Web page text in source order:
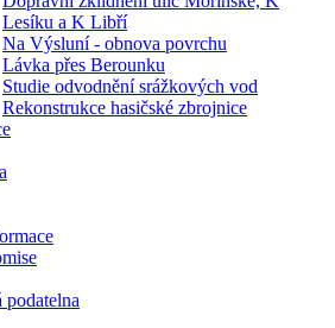
Lesíku a K Libří
Na Výsluní - obnova povrchu
Lávka přes Berounku
Studie odvodnění srážkových vod
Rekonstrukce hasičské zbrojnice